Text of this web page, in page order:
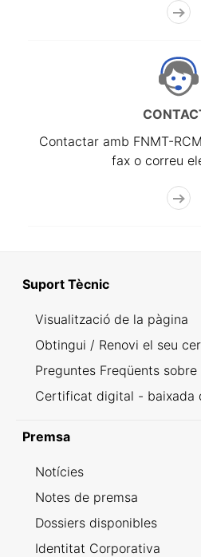
Contactar amb FNMT-
fax o correu
Suport Tècnic
Visualització de la pàgina
Obtingui / Renovi el seu
Preguntes Freqüents
Certificat digital - baixada
Premsa
Notícies
Notes de premsa
Dossiers disponibles
Identitat Corporativa